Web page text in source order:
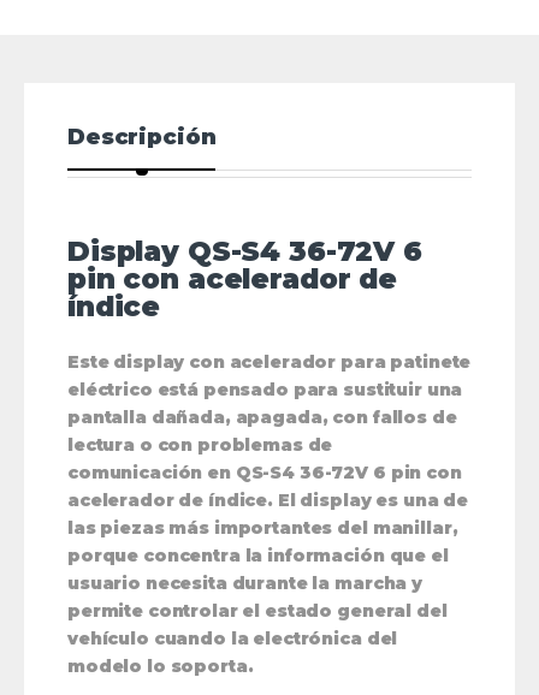
Descripción
Display QS-S4 36-72V 6
pin con acelerador de
índice
Este display con acelerador para patinete
eléctrico está pensado para sustituir una
pantalla dañada, apagada, con fallos de
lectura o con problemas de
comunicación en QS-S4 36-72V 6 pin con
acelerador de índice. El display es una de
las piezas más importantes del manillar,
porque concentra la información que el
usuario necesita durante la marcha y
permite controlar el estado general del
vehículo cuando la electrónica del
modelo lo soporta.